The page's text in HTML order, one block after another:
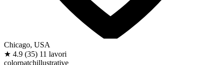
Chicago, USA
★ 4.9 (35) 11 lavori
colorpatchillustrative